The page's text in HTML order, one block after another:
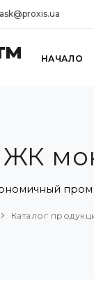
НАЧАЛО
ЖК
Каталог